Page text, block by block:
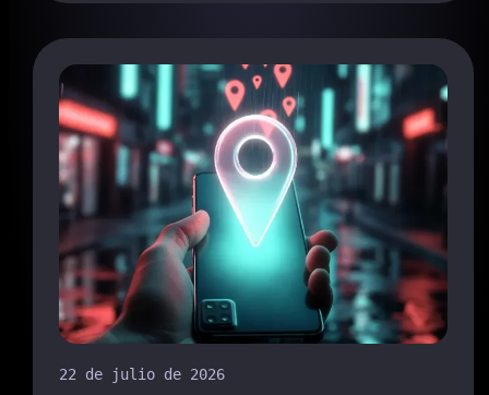
de Claude
22 de julio de 2026